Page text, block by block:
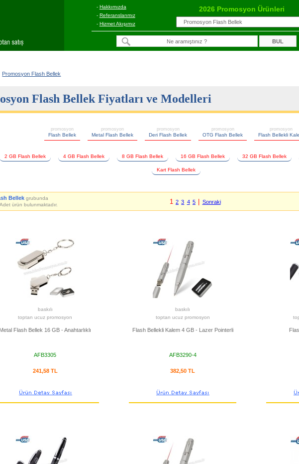
- Hakkımızda
- Referanslarımız
- Hizmet Akışımız
2026 Promosyon Ürünleri
Promosyon Flash Bellek
Flash Bellek Fiyatları ve Modelleri
promosyon
Flash Bellek
promosyon
Metal Flash Bellek
promosyon
Deri Flash Bellek
promosyon
OTG Flash Bellek
promosyon
Flash Bellekli
2 GB Flash Bellek 4 GB Flash Bellek 8 GB Flash Bellek 16 GB Flash Bellek 32 GB Flash Bellek
Kart Flash Bellek
Bellekgrubunda
ürün bulunmaktadır.
1 2 3 4 5| Sonraki
baskılı
toptan ucuz promosyon
Flash Bellek 16 GB - Anahtarlıklı
AFB3305
241,58 TL
baskılı
toptan ucuz promosyon
Flash Bellekli Kalem 4 GB - Lazer Pointerli
AFB3290-4
382,50 TL